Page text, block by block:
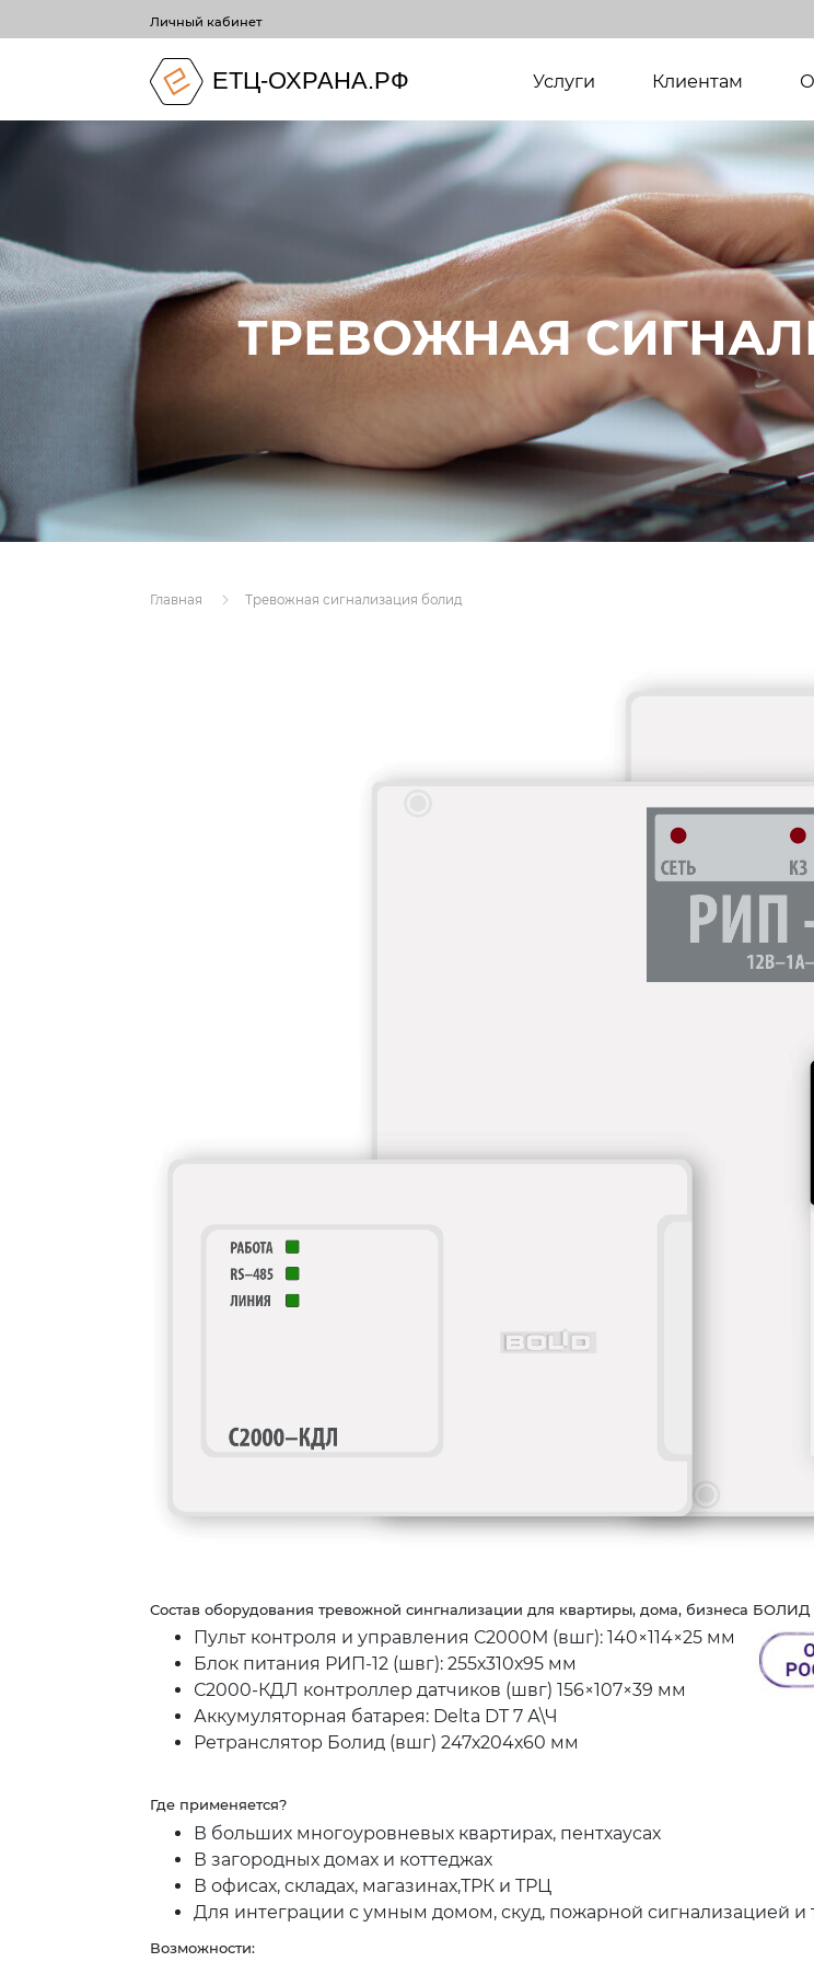
Личный кабинет
ЕТЦ-ОХРАНА.РФ Услуги(current)Клиентам
ТРЕВОЖНАЯ
Главная Тревожная сигнализация болид
Состав оборудования тревожной сингнализации для квартиры, дома, бизнеса БОЛИД
Пульт контроля и управления С2000М (вшг): 140×114×25 мм
Блок питания РИП-12 (швг): 255х310х95 мм
С2000-КДЛ контроллер датчиков (швг) 156×107×39 мм
Аккумуляторная батарея: Delta DT 7 А\Ч
Ретранслятор Болид (вшг) 247х204х60 мм
Где применяется?
В больших многоуровневых квартирах, пентхаусах
В загородных домах и коттеджах
В офисах, складах, магазинах,ТРК и ТРЦ
Для интеграции с умным домом, скуд, пожарной сигнализацией и
Возможности: